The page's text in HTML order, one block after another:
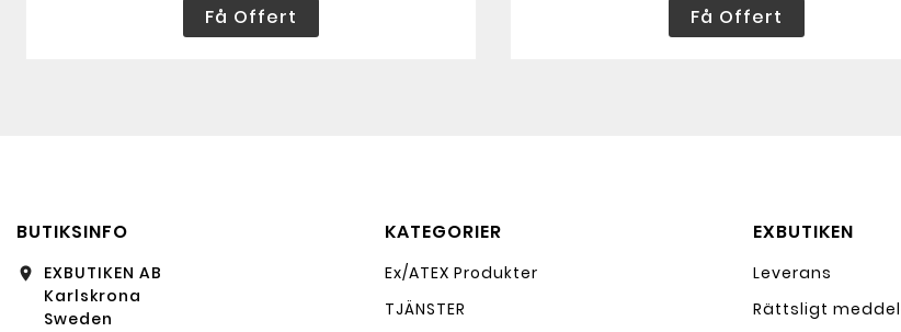
Få Offert Få Offert
BUTIKSINFO
location_on
EXBUTIKEN AB
Karlskrona
Sweden
KATEGORIER
Ex/ATEX Produkter
TJÄNSTER
EXBUTIKEN
Leverans
Rättsligt